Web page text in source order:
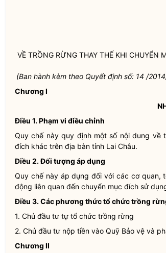
VỀ TRỒNG RỪNG THAY THẾ KHI
(Ban hành kèm theo Quyết định số: 14 /
Chương I
Điều 1. Phạm vi điều chỉnh
Quy chếnày quy định một số nội dung về
đích khác trên địa bàn tỉnh Lai Châu.
Điều 2. Đối tượng áp dụng
Quy chếnày áp dụng đối với các cơ quan,
động liên quan đến chuyển mục đích sử
Điều 3. Các phương thức tổ chức trồng
1. Chủ đầu tư tự tổ chức trồng rừng
2. Chủ đầu tư nộp tiền vào Quỹ Bảo vệ và
Chương II